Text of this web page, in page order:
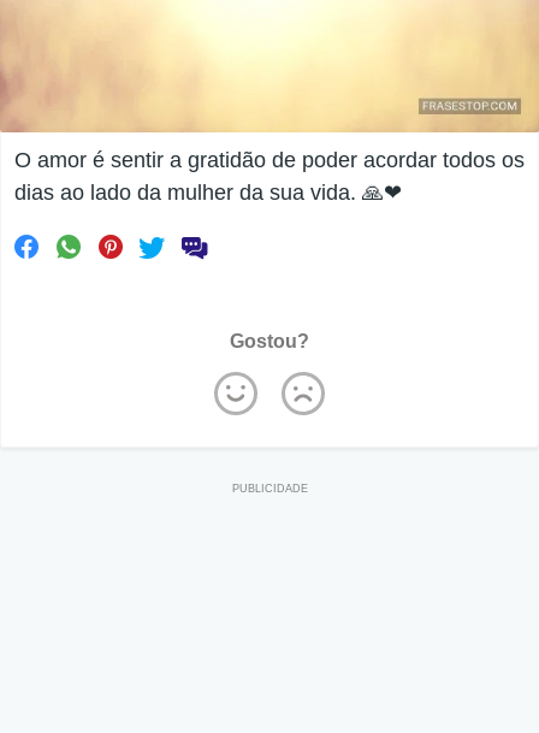
O amor é sentir a gratidão de poder acordar todos os
dias ao lado da mulher da sua vida. 🙏❤
Gostou?